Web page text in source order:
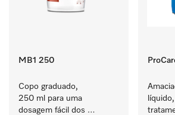
MB1 250
Copo graduado,
250 ml para uma
dosagem fácil dos